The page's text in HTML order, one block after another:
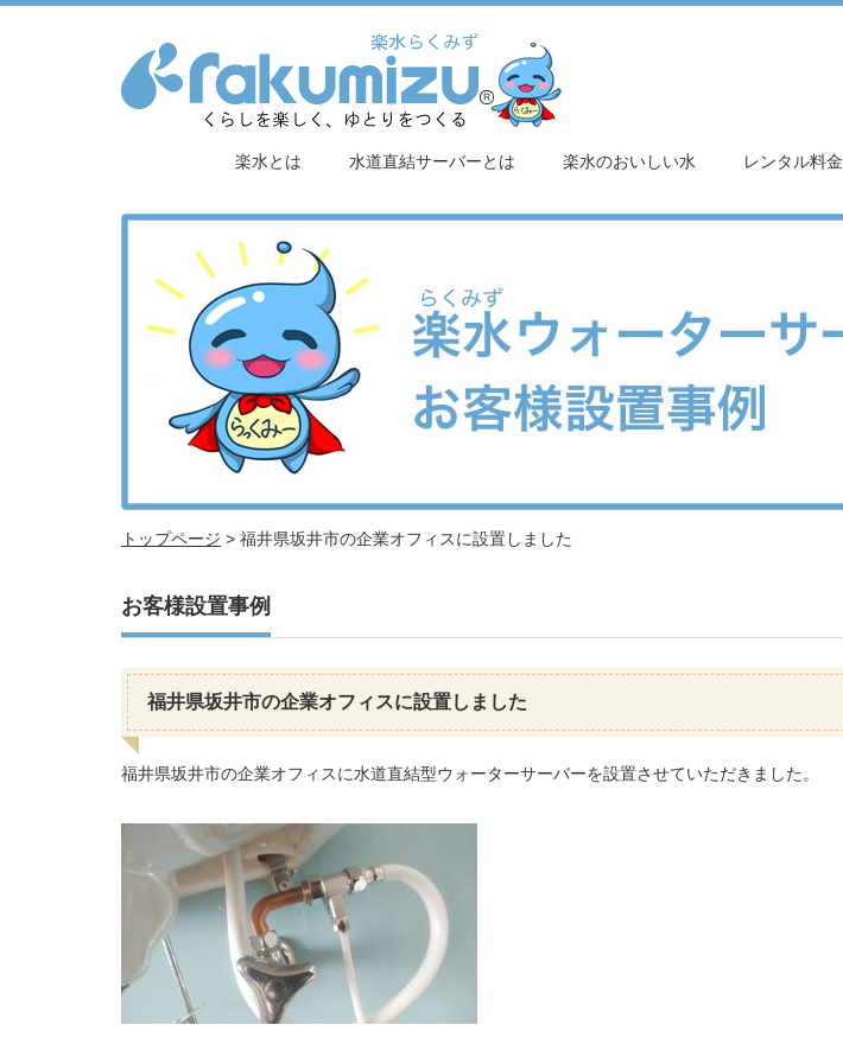
楽水とは 水道直結サーバーとは 楽水のおいしい水 レンタル料金
トップページ > 福井県坂井市の企業オフィスに設置しました
お客様設置事例
福井県坂井市の企業オフィスに設置しました
福井県坂井市の企業オフィスに水道直結型ウォーターサーバーを設置させていただきました。